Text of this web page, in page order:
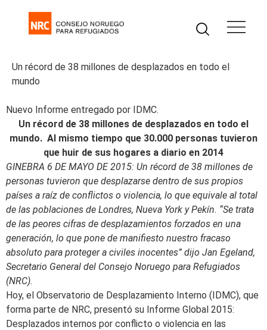
Un récord de 38 millones de desplazados en todo el
mundo
Nuevo Informe entregado por IDMC.
Un récord de 38 millones de desplazados en todo el
mundo. Al mismo tiempo que 30.000 personas tuvieron
que huir de sus hogares a diario en 2014
GINEBRA 6 DE MAYO DE 2015: Un récord de 38 millones de
personas tuvieron que desplazarse dentro de sus propios
países a raíz de conflictos o violencia, lo que equivale al total
de las poblaciones de Londres, Nueva York y Pekín. “Se trata
de las peores cifras de desplazamientos forzados en una
generación, lo que pone de manifiesto nuestro fracaso
absoluto para proteger a civiles inocentes” dijo Jan Egeland,
Secretario General del Consejo Noruego para Refugiados
(NRC).
Hoy, el Observatorio de Desplazamiento Interno (IDMC), que
forma parte de NRC, presentó su Informe Global 2015:
Desplazados internos por conflicto o violencia en las